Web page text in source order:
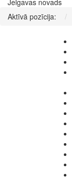
Jelgavas novads
Aktīvā pozīcija: